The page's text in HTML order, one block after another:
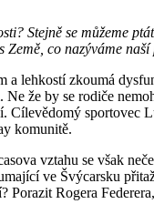
Stejně se můžeme
co nazýváme
a lehkostí zkoumá
že by se rodiče
Cílevědomý
komunitě.
vztahu se však
ve Švýcarsku
Porazit Rogera